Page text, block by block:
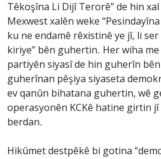
Têkoşîna Li Dijî Terorê” de hin
Mexwest xalên weke
ku ne endamê rêxistinê ye jî, li
kiriye” bên guhertin. Her wiha
partiyên siyasî de hin guherîn
guherînan pêşiya siyaseta
ev qanûn bihatana guhertin, wê
operasyonên KCKê hatine girtin
berdan.
Hikûmet destpêkê bi gotina